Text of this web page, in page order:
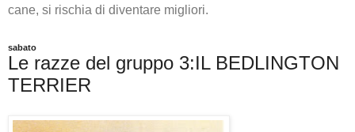
cane, si rischia di diventare migliori.
sabato
Le razze del gruppo 3:IL BEDLINGTON
TERRIER